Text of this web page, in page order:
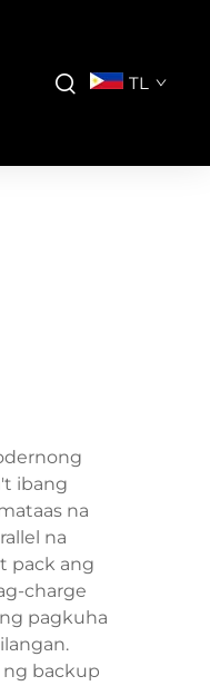
TL
ibang
na
na
pack ang
charge
pagkuha
ng backup